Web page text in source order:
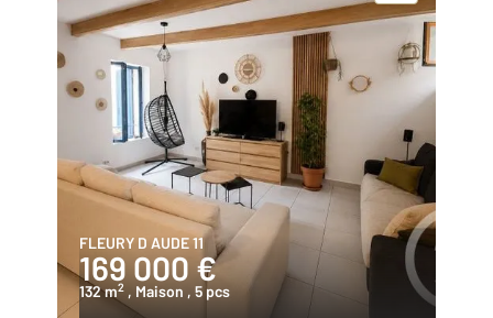
FLEURY D AUDE 11
169 000 €
132 m2 , Maison , 5 pcs